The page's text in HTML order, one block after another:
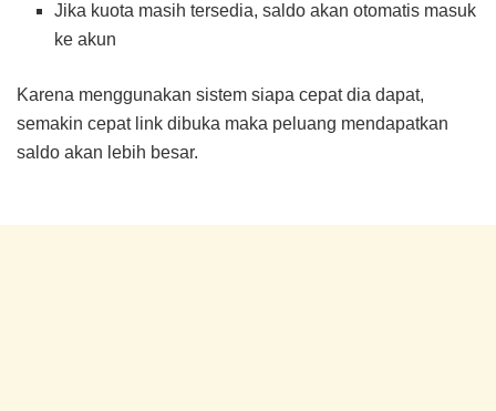
Jika kuota masih tersedia, saldo akan otomatis masuk
ke akun
Karena menggunakan sistem siapa cepat dia dapat,
semakin cepat link dibuka maka peluang mendapatkan
saldo akan lebih besar.